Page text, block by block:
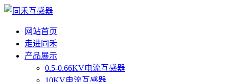
网站首页
走进同禾
产品展示
0.5-0.66KV电流互感器
10KV电流互感器